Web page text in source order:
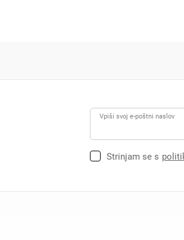
Vpiši svoj e-poštni naslov
Strinjam se s